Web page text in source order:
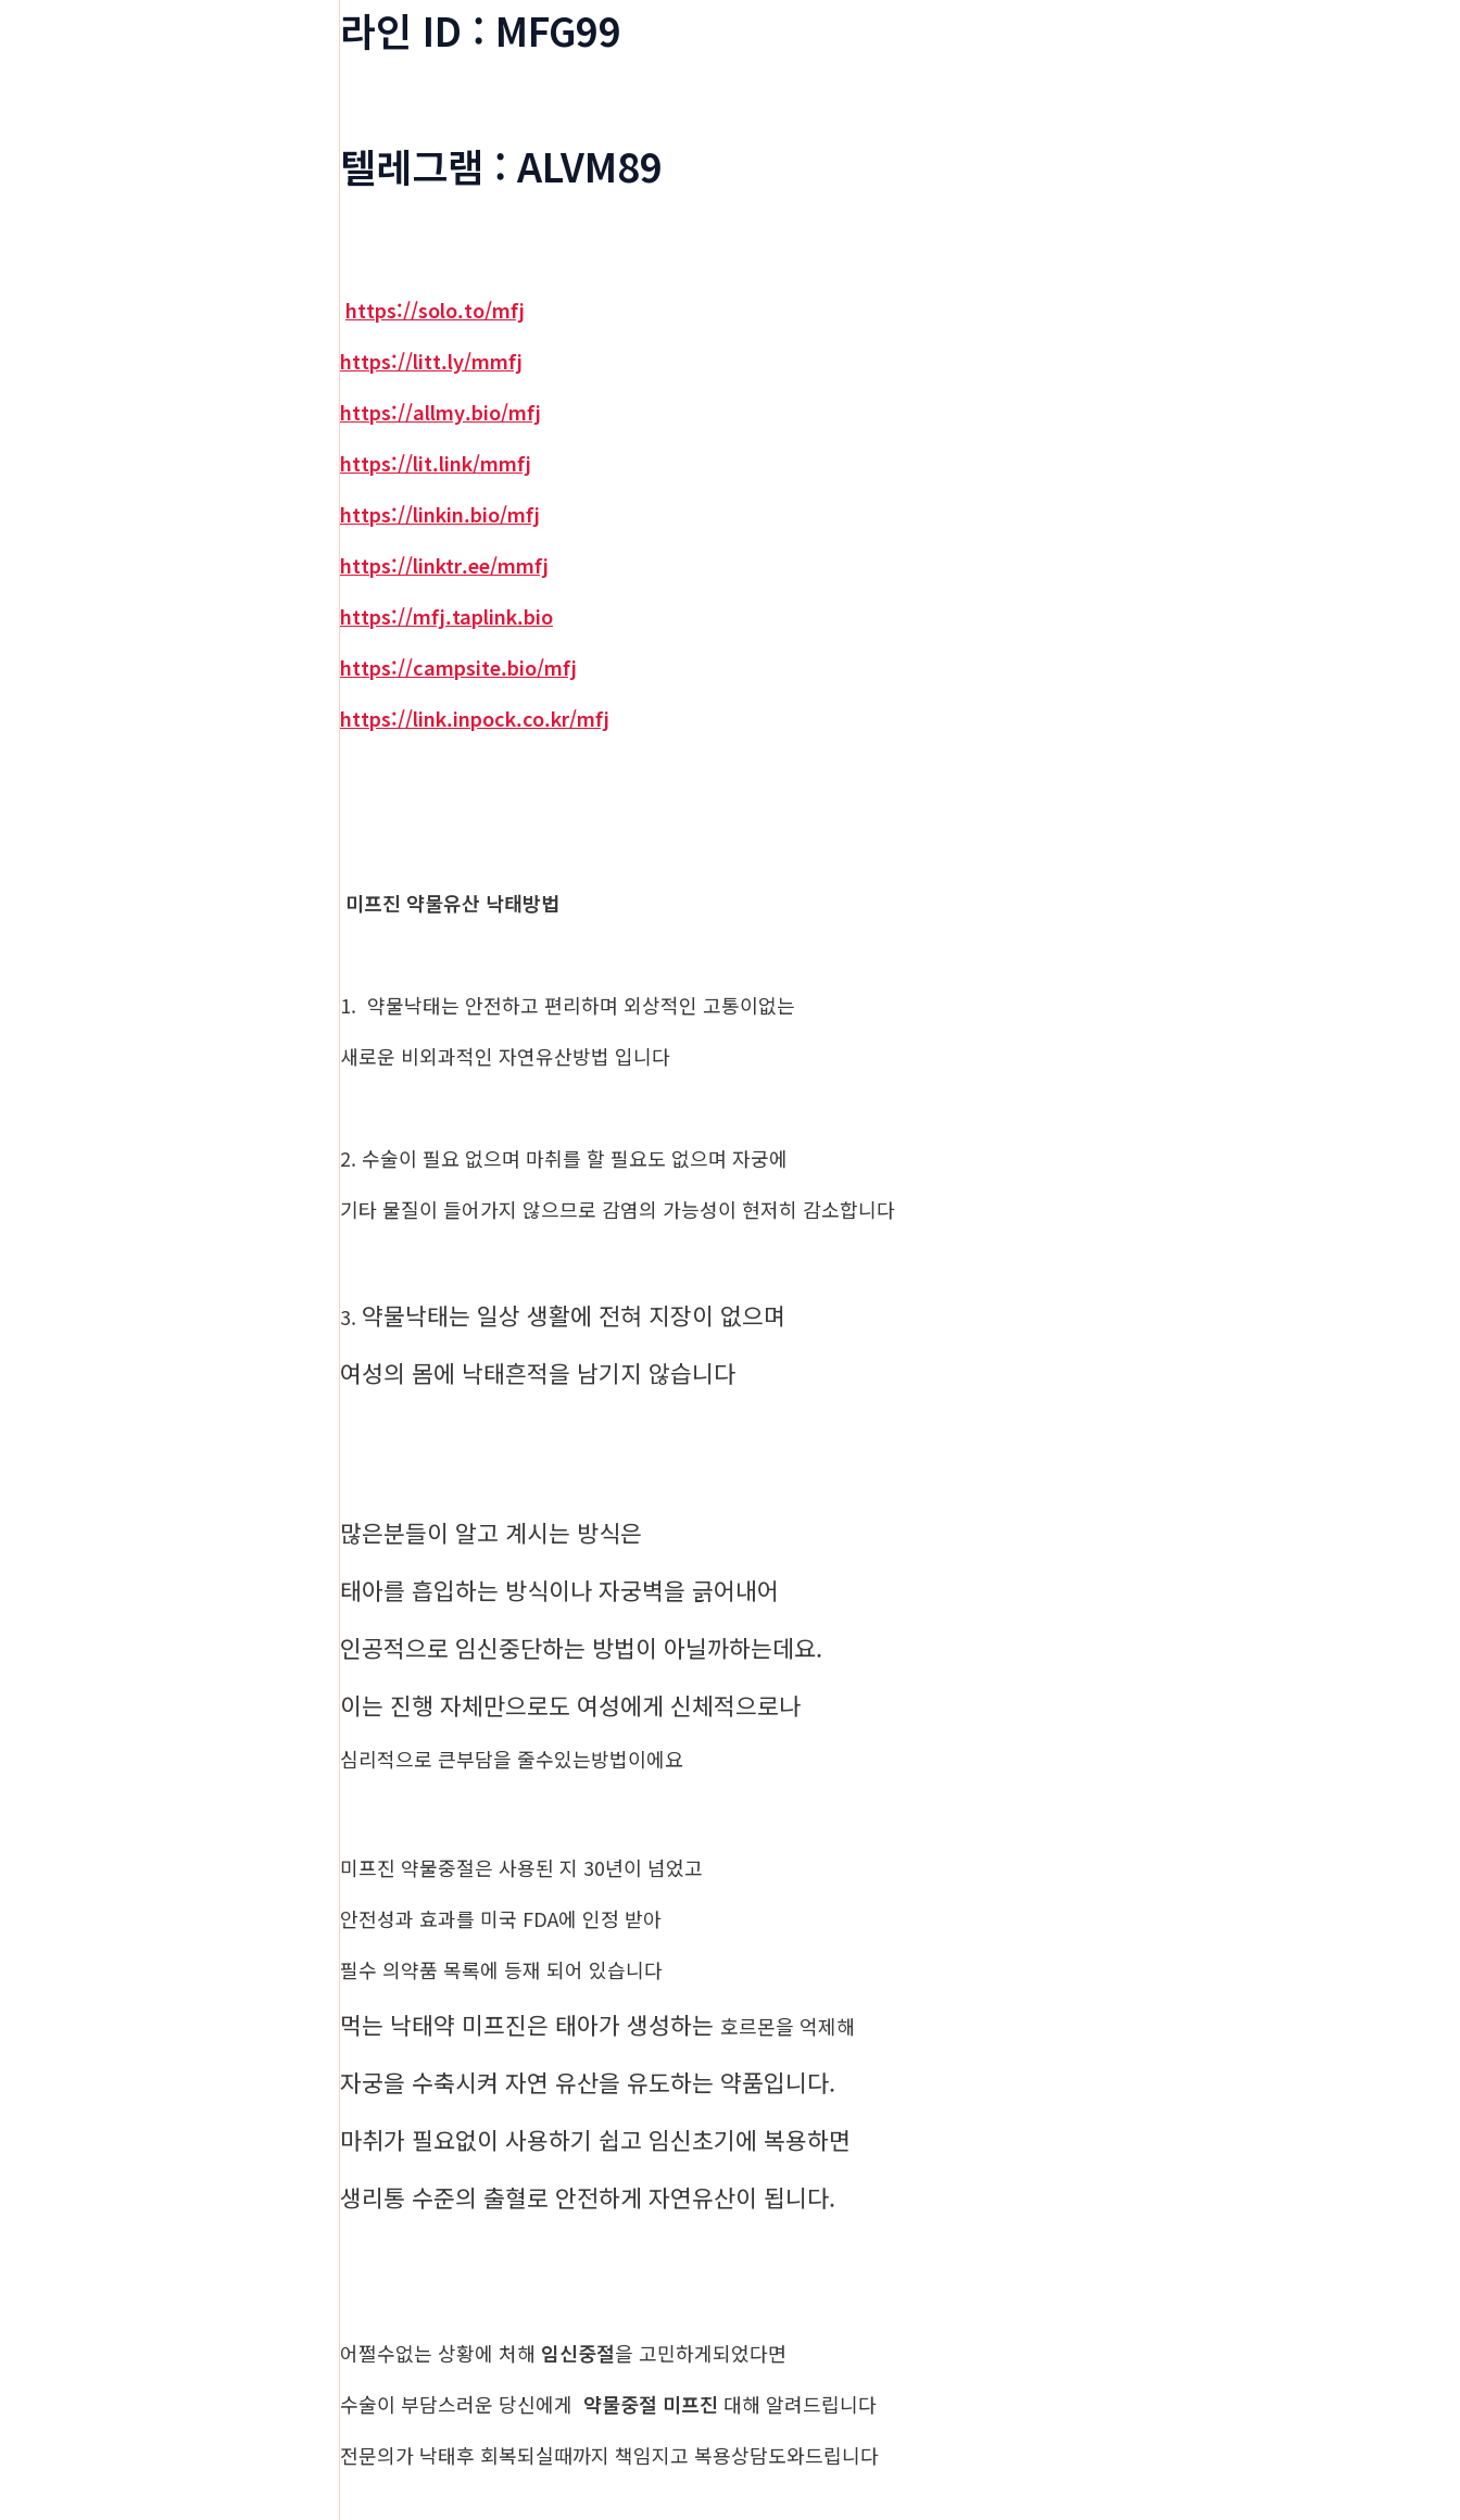
라인 ID : MFG99
텔레그램 : ALVM89
https://solo.to/mfj
https://litt.ly/mmfj
https://allmy.bio/mfj
https://lit.link/mmfj
https://linkin.bio/mfj
https://linktr.ee/mmfj
https://mfj.taplink.bio
https://campsite.bio/mfj
https://link.inpock.co.kr/mfj
미프진 약물유산 낙태방법
1. 약물낙태는 안전하고 편리하며 외상적인 고통이없는
새로운 비외과적인 자연유산방법 입니다
2. 수술이 필요 없으며 마취를 할 필요도 없으며 자궁에
기타 물질이 들어가지 않으므로 감염의 가능성이 현저히 감소합니다
3. 약물낙태는 일상 생활에 전혀 지장이 없으며
여성의 몸에 낙태흔적을 남기지 않습니다
많은분들이 알고 계시는 방식은
태아를 흡입하는 방식이나 자궁벽을 긁어내어
인공적으로 임신중단하는 방법이 아닐까하는데요.
이는 진행 자체만으로도 여성에게 신체적으로나
심리적으로 큰부담을 줄수있는방법이에요
미프진 약물중절은 사용된 지 30년이 넘었고
안전성과 효과를 미국 FDA에 인정 받아
필수 의약품 목록에 등재 되어 있습니다
먹는 낙태약 미프진은 태아가 생성하는 호르몬을 억제해
자궁을 수축시켜 자연 유산을 유도하는 약품입니다.
마취가 필요없이 사용하기 쉽고 임신초기에 복용하면
생리통 수준의 출혈로 안전하게 자연유산이 됩니다.
어쩔수없는 상황에 처해 임신중절을 고민하게되었다면
수술이 부담스러운 당신에게 약물중절 미프진 대해 알려드립니다
전문의가 낙태후 회복되실때까지 책임지고 복용상담도와드립니다